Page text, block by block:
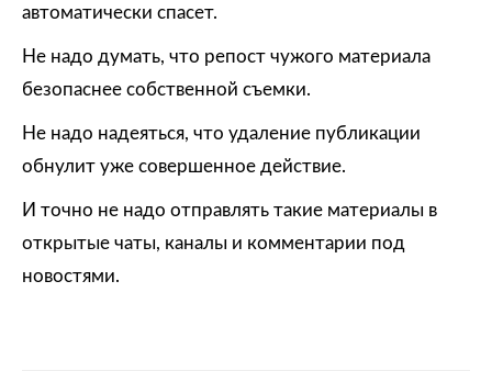
автоматически спасет.
Не надо думать, что репост чужого материала
безопаснее собственной съемки.
Не надо надеяться, что удаление публикации
обнулит уже совершенное действие.
И точно не надо отправлять такие материалы в
открытые чаты, каналы и комментарии под
новостями.